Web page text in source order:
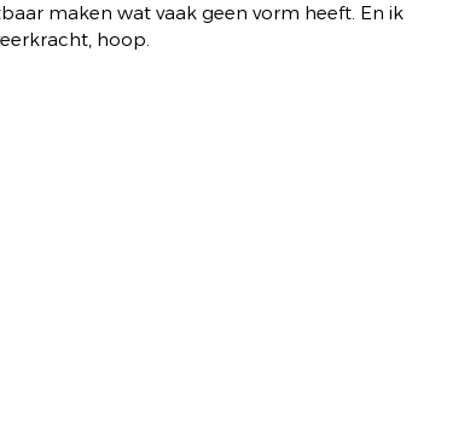
maken wat vaak geen vorm heeft. En ik
hoop.